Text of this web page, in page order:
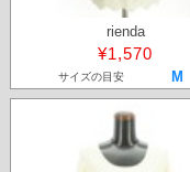
rienda
¥1,570
サイズの目安 M